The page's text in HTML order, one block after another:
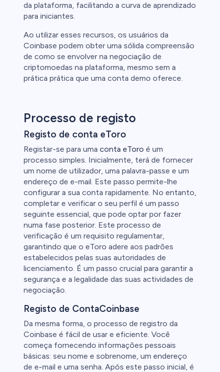
da plataforma, facilitando a curva de aprendizado
para iniciantes.
Ao utilizar esses recursos, os usuários da
Coinbase podem obter uma sólida compreensão
de como se envolver na negociação de
criptomoedas na plataforma, mesmo sem a
prática prática que uma conta demo oferece.
Processo de registo
Registo de conta eToro
Registar-se para uma conta eToro é um
processo simples. Inicialmente, terá de fornecer
um nome de utilizador, uma palavra-passe e um
endereço de e-mail. Este passo permite-lhe
configurar a sua conta rapidamente. No entanto,
completar e verificar o seu perfil é um passo
seguinte essencial, que pode optar por fazer
numa fase posterior. Este processo de
verificação é um requisito regulamentar,
garantindo que o eToro adere aos padrões
estabelecidos pelas suas autoridades de
licenciamento. É um passo crucial para garantir a
segurança e a legalidade das suas actividades de
negociação.
Registo de ContaCoinbase
Da mesma forma, o processo de registro da
Coinbase é fácil de usar e eficiente. Você
começa fornecendo informações pessoais
básicas: seu nome e sobrenome, um endereço
de e-mail e uma senha. Após este passo inicial, é